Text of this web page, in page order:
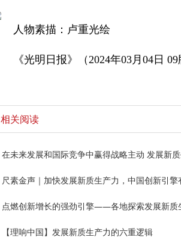
人物素描：卢重光绘
《光明日报》（2024年03月04日 09
相关阅读
在未来发展和国际竞争中赢得战略主动 发展新
尺素金声｜加快发展新质生产力，中国创新引擎
点燃创新增长的强劲引擎——各地探索发展新质
【理响中国】发展新质生产力的六重逻辑